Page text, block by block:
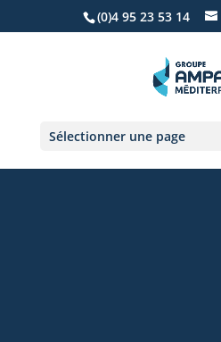
(0)4 95 23 53 14
Sélectionner une page